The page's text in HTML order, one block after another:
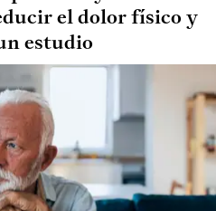
el dolor físico y
estudio